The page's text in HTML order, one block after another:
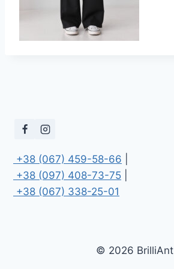
+38 (067) 459-58-66
+38 (097) 408-73-75
+38 (067) 338-25-01
© 2026 BrilliAnt